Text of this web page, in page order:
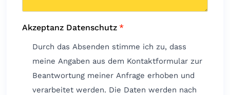
Akzeptanz Datenschutz *
Durch das Absenden stimme ich zu, dass
meine Angaben aus dem Kontaktformular zur
Beantwortung meiner Anfrage erhoben und
verarbeitet werden. Die Daten werden nach